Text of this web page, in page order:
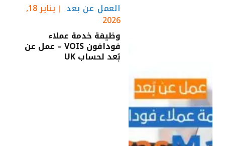
العمل عن بعد يناير 18,
2026
وظيفة خدمة عملاء
فودافون VOIS – عمل عن
بُعد لحساب UK